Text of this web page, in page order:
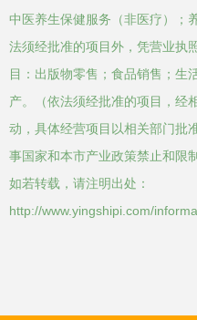
中医养生保健服务（非医疗）；
法须经批准的项目外，凭营业执
目：出版物零售；食品销售；生
产。（依法须经批准的项目，经
动，具体经营项目以相关部门批
事国家和本市产业政策禁止和限
如若转载，请注明出处：
http://www.yingshipi.com/